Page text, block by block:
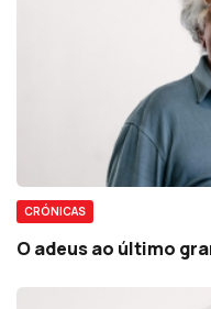
CRÓNICAS
O adeus ao último